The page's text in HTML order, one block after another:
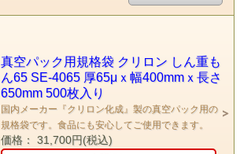
真空パック用規格袋 クリロン しん重も
ん65 SE-4065 厚65μｘ幅400mmｘ長さ
650mm 500枚入り
国内メーカー『クリロン化成』製の真空パック用の
規格袋です。食品にも安心してご使用できます。
価格： 31,700円(税込)